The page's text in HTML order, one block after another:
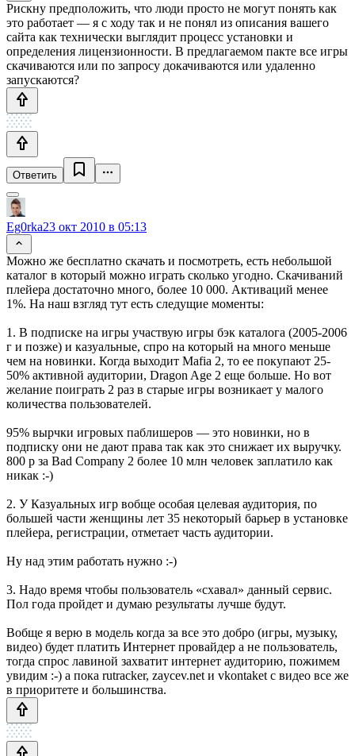
Рискну предположить, что люди просто не могут понять как
это работает — я с ходу так и не понял из описания вашего
сайта как технически выглядит процесс установки и
определения лицензионности. В предлагаемом пакте все игры
скачиваются или по запросу докачиваются или удаленно
запускаются?
Ответить
Eg0rka23 окт 2010 в 05:13
Можно же бесплатно скачать и посмотреть, есть небольшой
каталог в который можно играть сколько угодно. Скачиваний
плейера достаточно много, более 10 000. Активаций менее
1%. На наш взгляд тут есть следущие моменты:
1. В подписке на игры участвую игры бэк каталога (2005-2006
г и позже) и казуальные, спро на который на много меньше
чем на новинки. Когда выходит Mafia 2, то ее покупают 25-
50% активной аудитории, Dragon Age 2 еще больше. Но вот
желание поиграть 2 раз в старые игры возникает у малого
количества пользователей.
95% вырчки игровых паблишеров — это новинки, но в
подписку они не дают права так как это снижает их выручку.
800 р за Bad Company 2 более 10 млн человек заплатило как
никак :-)
2. У Казуальных игр вобще особая целевая аудитория, по
большей части женщины лет 35 некоторый барьер в установке
плейера, регистрации, отметает часть аудитории.
Ну над этим работать нужно :-)
3. Надо время чтобы пользователь «схавал» данный сервис.
Пол года пройдет и думаю результаты лучше будут.
Вобще я верю в модель когда за все это добро (игры, музыку,
видео) будет платить Интернет провайдер а не пользователь,
тогда спрос лавиной захватит интернет аудиторию, пожимем
увидим :-) а пока rutracker, zaycev.net и vkontaket с видео все же
в приоритете и большинства.